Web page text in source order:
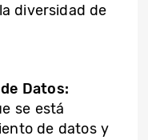
diversidad de
Datos:
se está
de datos y